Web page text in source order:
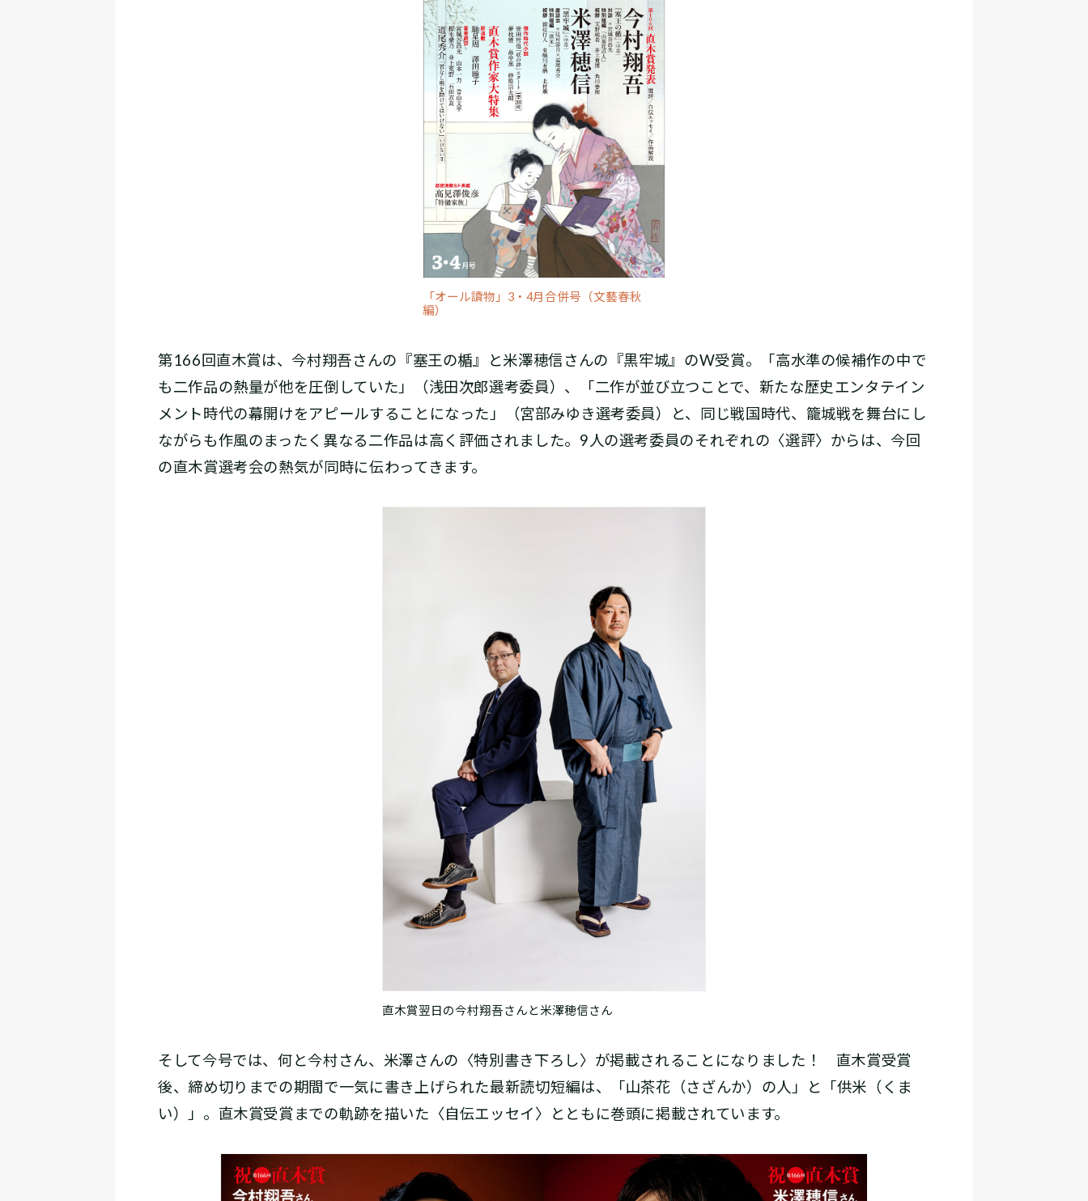
「オール讀物」3・4月合併号（文藝春秋
編）
第166回直木賞は、今村翔吾さんの『塞王の楯』と米澤穂信さんの『黒牢城』のW受賞。「高水準の候補作の中で
も二作品の熱量が他を圧倒していた」（浅田次郎選考委員）、「二作が並び立つことで、新たな歴史エンタテイン
メント時代の幕開けをアピールすることになった」（宮部みゆき選考委員）と、同じ戦国時代、籠城戦を舞台にし
ながらも作風のまったく異なる二作品は高く評価されました。9人の選考委員のそれぞれの〈選評〉からは、今回
の直木賞選考会の熱気が同時に伝わってきます。
直木賞翌日の今村翔吾さんと米澤穂信さん
そして今号では、何と今村さん、米澤さんの〈特別書き下ろし〉が掲載されることになりました！ 直木賞受賞
後、締め切りまでの期間で一気に書き上げられた最新読切短編は、「山茶花（さざんか）の人」と「供米（くま
い）」。直木賞受賞までの軌跡を描いた〈自伝エッセイ〉とともに巻頭に掲載されています。